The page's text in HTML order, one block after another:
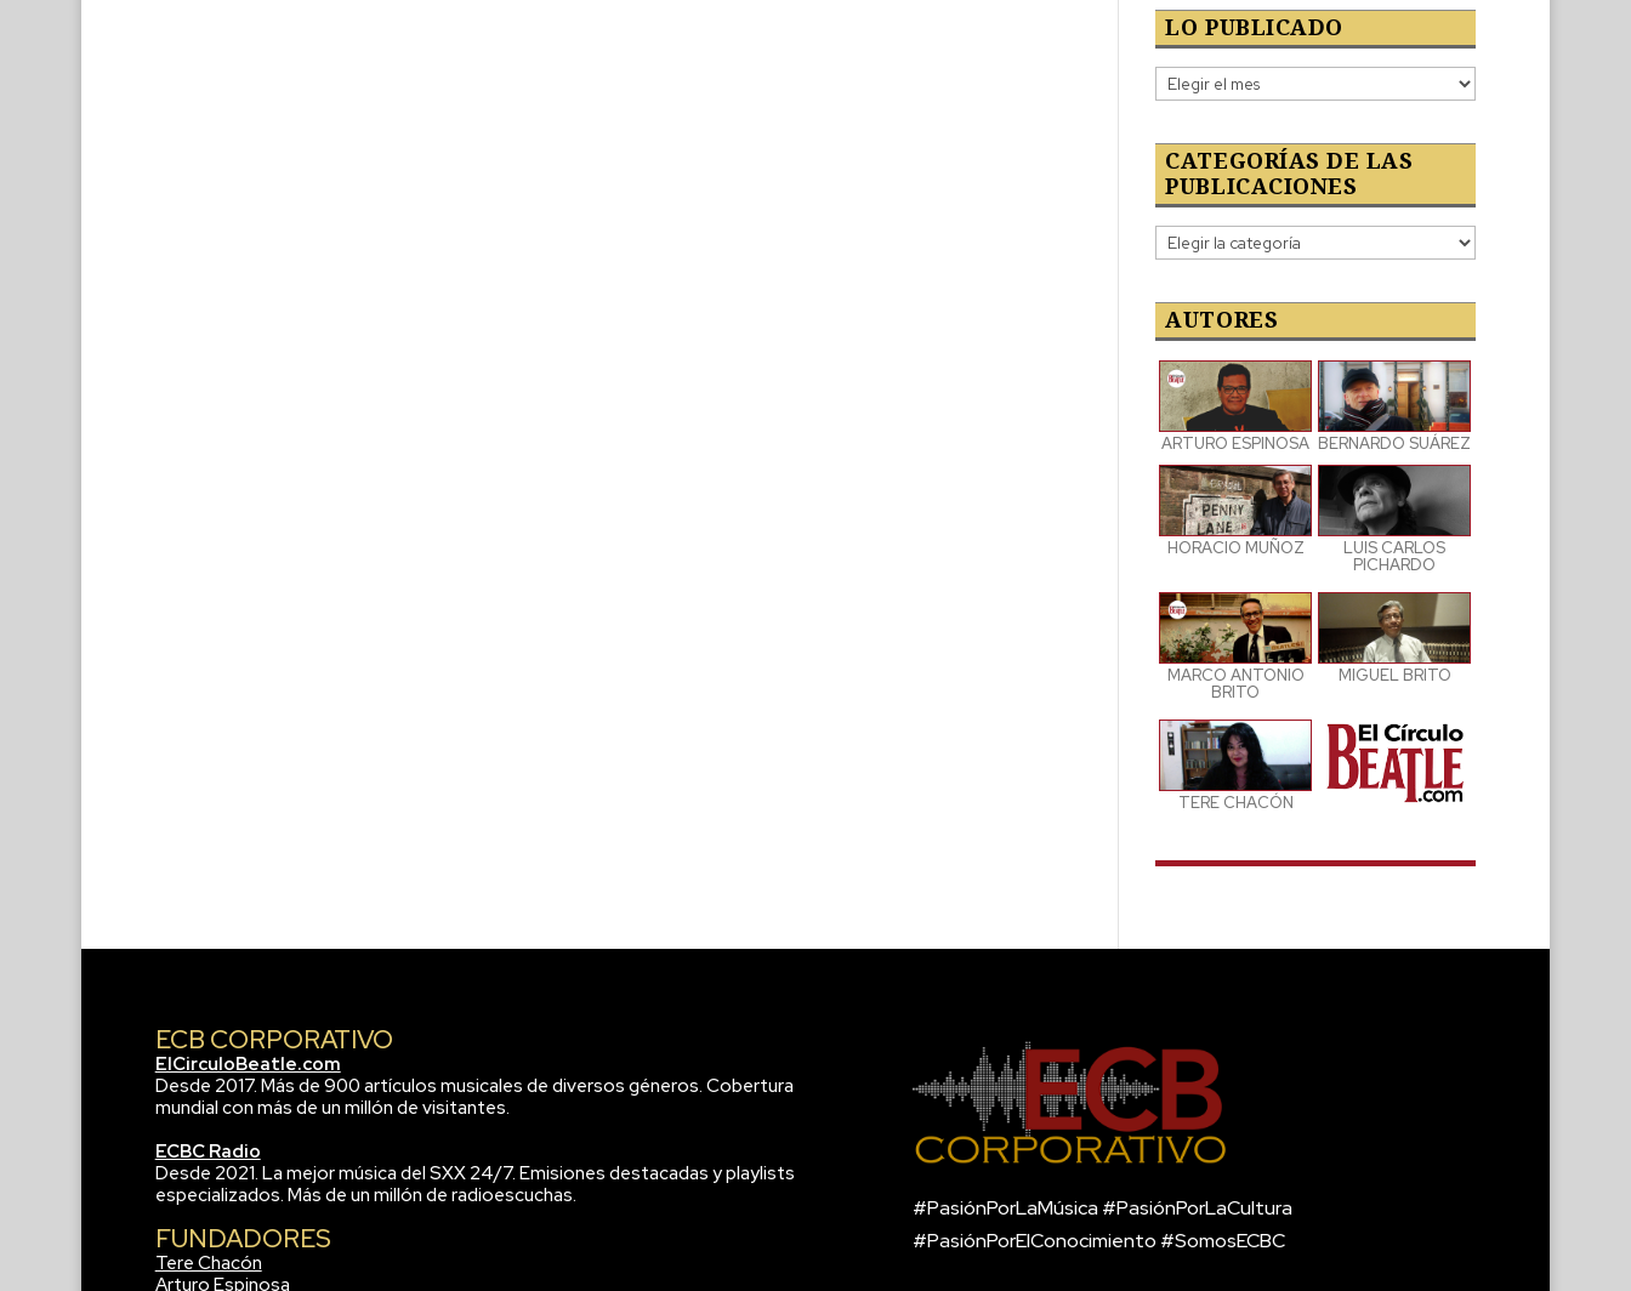
LO PUBLICADO
Lo
publicado
CATEGORÍAS DE LAS
PUBLICACIONES
Categorías
de
publicaciones
AUTORES
ARTURO ESPINOSA BERNARDO SUÁREZ
HORACIO MUÑOZ
LUIS CARLOS
PICHARDO
MARCO ANTONIO
BRITO
MIGUEL BRITO
TERE CHACÓN
ECB CORPORATIVO
ElCirculoBeatle.com
Desde 2017. Más de 900 artículos musicales de diversos géneros. Cobertura
mundial con más de un millón de visitantes.
ECBC Radio
Desde 2021. La mejor música del SXX 24/7. Emisiones destacadas y playlists
especializados. Más de un millón de radioescuchas.
FUNDADORES
Tere Chacón
Arturo Espinosa
#PasiónPorLaMúsica #PasiónPorLaCultura
#PasiónPorElConocimiento #SomosECBC